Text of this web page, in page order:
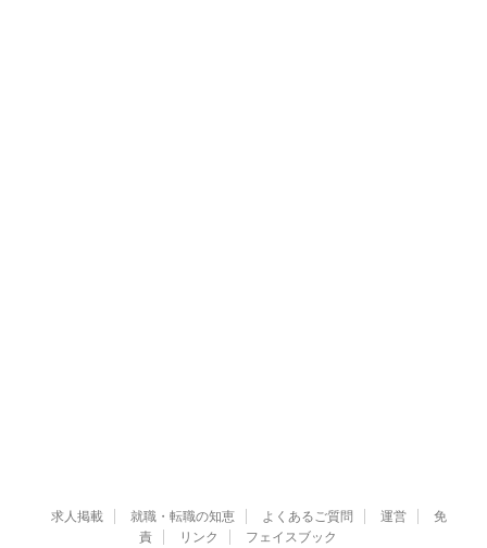
求人掲載 就職・転職の知恵 よくあるご質問 運営
免
責
リンク フェイスブック